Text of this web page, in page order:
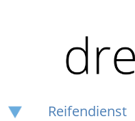
Reifendienst